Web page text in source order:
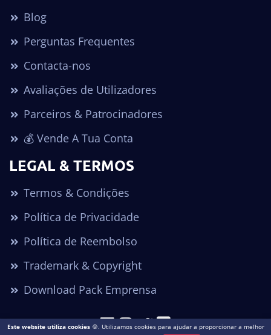
Blog
Perguntas Frequentes
Contacta-nos
Avaliações de Utilizadores
Parceiros & Patrocinadores
💰 Vende A Tua Conta
LEGAL & TERMOS
Termos & Condições
Política de Privacidade
Política de Reembolso
Trademark & Copyright
Download Pack Emprensa
Este website utiliza cookies🍪. Utilizamos cookies para ajudar a proporcionar a melhor